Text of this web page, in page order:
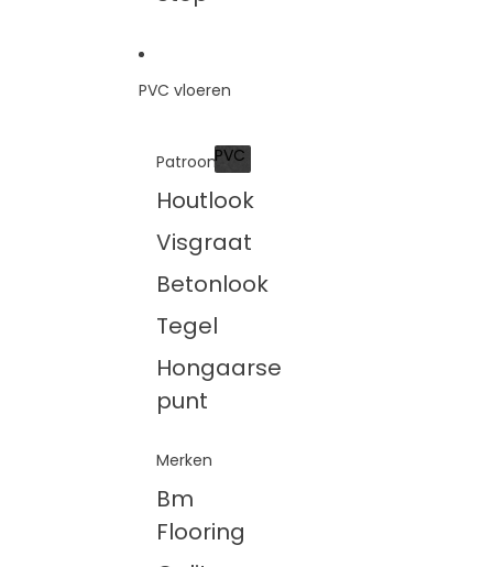
PVC vloeren
Patroon
Houtlook
Visgraat
Betonlook
Tegel
Hongaarse
punt
Merken
Bm
Flooring
PVC
PVC